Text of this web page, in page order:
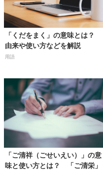
「くだをまく」の意味とは？
由来や使い方などを解説
用語
「ご清祥（ごせいえい）」の意
味と使い方とは？ 「ご清栄」